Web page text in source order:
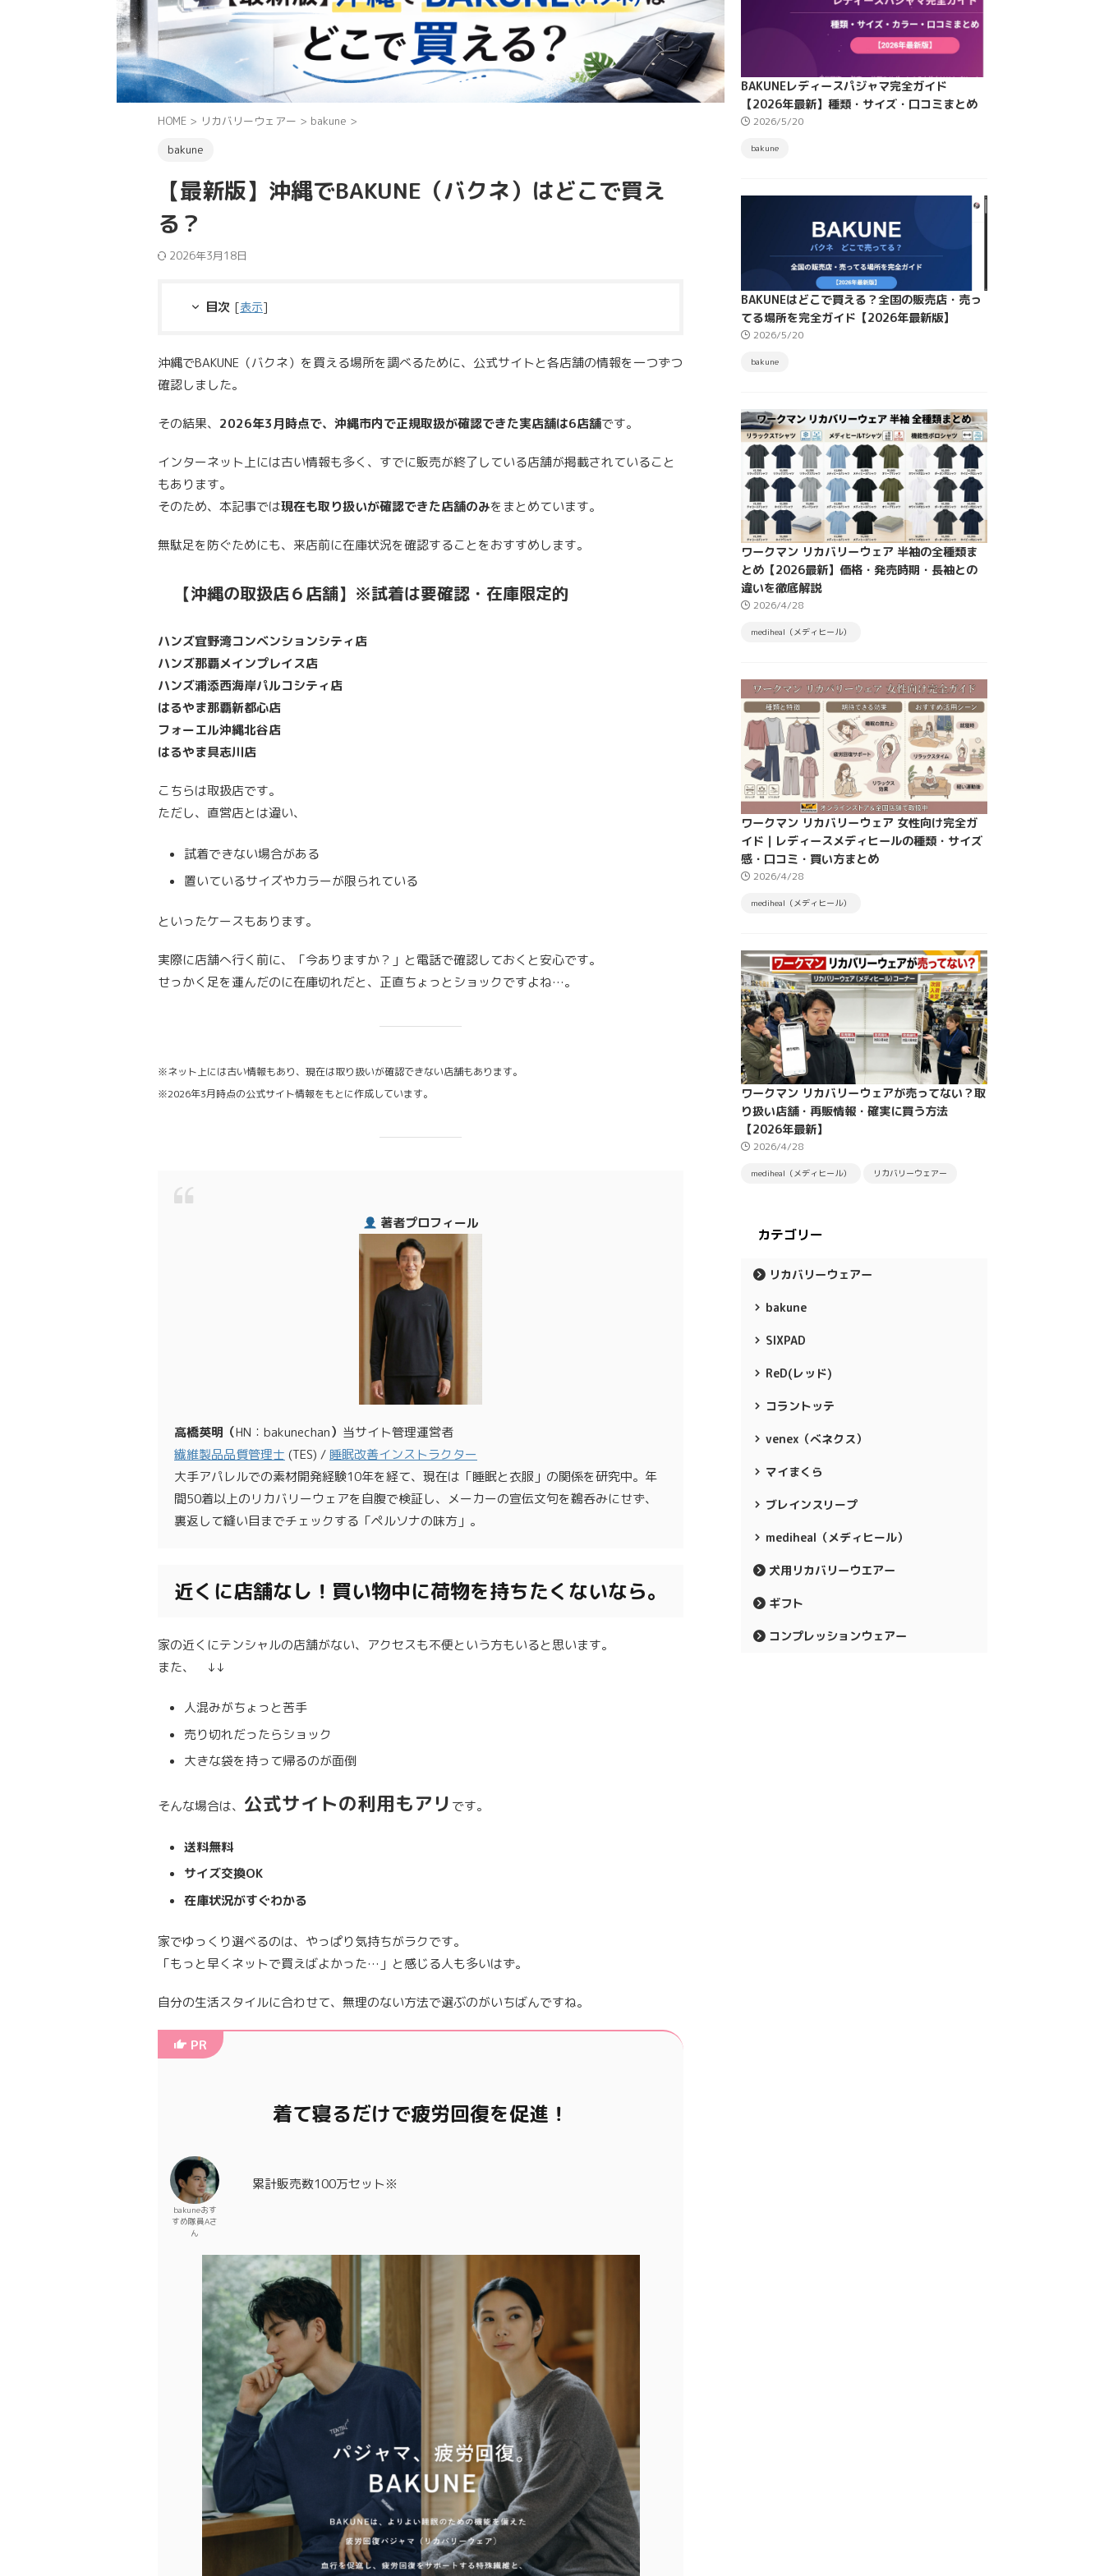
HOME > リカバリーウェアー > bakune >
bakune
【最新版】沖縄でBAKUNE（バクネ）はどこで買え
る？
2026年3月18日
目次 [表示]
沖縄でBAKUNE（バクネ）を買える場所を調べるために、公式サイトと各店舗の情報を一つずつ
確認しました。
その結果、 2026年3月時点で、沖縄市内で正規取扱が確認できた実店舗は6店舗です。
インターネット上には古い情報も多く、すでに販売が終了している店舗が掲載されていること
もあります。
そのため、本記事では現在も取り扱いが確認できた店舗のみをまとめています。
無駄足を防ぐためにも、来店前に在庫状況を確認することをおすすめします。
【沖縄の取扱店６店舗】※試着は要確認・在庫限定的
ハンズ宜野湾コンベンションシティ店
ハンズ那覇メインプレイス店
ハンズ浦添西海岸パルコシティ店
はるやま那覇新都心店
フォーエル沖縄北谷店
はるやま具志川店
こちらは取扱店です。
ただし、直営店とは違い、
試着できない場合がある
置いているサイズやカラーが限られている
といったケースもあります。
実際に店舗へ行く前に、「今ありますか？」と電話で確認しておくと安心です。
せっかく足を運んだのに在庫切れだと、正直ちょっとショックですよね…。
※ネット上には古い情報もあり、現在は取り扱いが確認できない店舗もあります。
※2026年3月時点の公式サイト情報をもとに作成しています。
著者プロフィール
高橋英明（HN：bakunechan） 当サイト管理運営者
繊維製品品質管理士 (TES) / 睡眠改善インストラクター
大手アパレルでの素材開発経験10年を経て、現在は「睡眠と衣服」の関係を研究中。年
間50着以上のリカバリーウェアを自腹で検証し、メーカーの宣伝文句を鵜呑みにせず、
裏返して縫い目までチェックする「ペルソナの味方」。
近くに店舗なし！買い物中に荷物を持ちたくないなら。
家の近くにテンシャルの店舗がない、アクセスも不便という方もいると思います。
また、 ↓↓
人混みがちょっと苦手
売り切れだったらショック
大きな袋を持って帰るのが面倒
そんな場合は、 公式サイトの利用もアリ です。
送料無料
サイズ交換OK
在庫状況がすぐわかる
家でゆっくり選べるのは、やっぱり気持ちがラクです。
「もっと早くネットで買えばよかった…」と感じる人も多いはず。
自分の生活スタイルに合わせて、無理のない方法で選ぶのがいちばんですね。
PR
着て寝るだけで疲労回復を促進！
bakuneおす
すめ隊員Aさ
ん
累計販売数100万セット※
BAKUNEレディースパジャマ完全ガイド
【2026年最新】種類・サイズ・口コミまとめ
2026/5/20
bakune
BAKUNEはどこで買える？全国の販売店・売っ
てる場所を完全ガイド【2026年最新版】
2026/5/20
bakune
ワークマン リカバリーウェア 半袖の全種類ま
とめ【2026最新】価格・発売時期・長袖との
違いを徹底解説
2026/4/28
mediheal（メディヒール）
ワークマン リカバリーウェア 女性向け完全ガ
イド｜レディースメディヒールの種類・サイズ
感・口コミ・買い方まとめ
2026/4/28
mediheal（メディヒール）
ワークマン リカバリーウェアが売ってない？取
り扱い店舗・再販情報・確実に買う方法
【2026年最新】
2026/4/28
mediheal（メディヒール） リカバリーウェアー
カテゴリー
リカバリーウェアー
bakune
SIXPAD
ReD(レッド)
コラントッテ
venex（べネクス）
マイまくら
ブレインスリープ
mediheal（メディヒール）
犬用リカバリーウエアー
ギフト
コンプレッションウェアー